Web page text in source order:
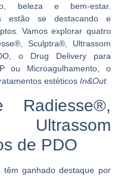
beleza e bem-estar.
estão se destacando e
Vamos explorar quatro
Sculptra®, Ultrassom
o Drug Delivery para
ou Microagulhamento, o
estéticosIn&Out.
Radiesse®,
de PDO
têm ganhado destaque por